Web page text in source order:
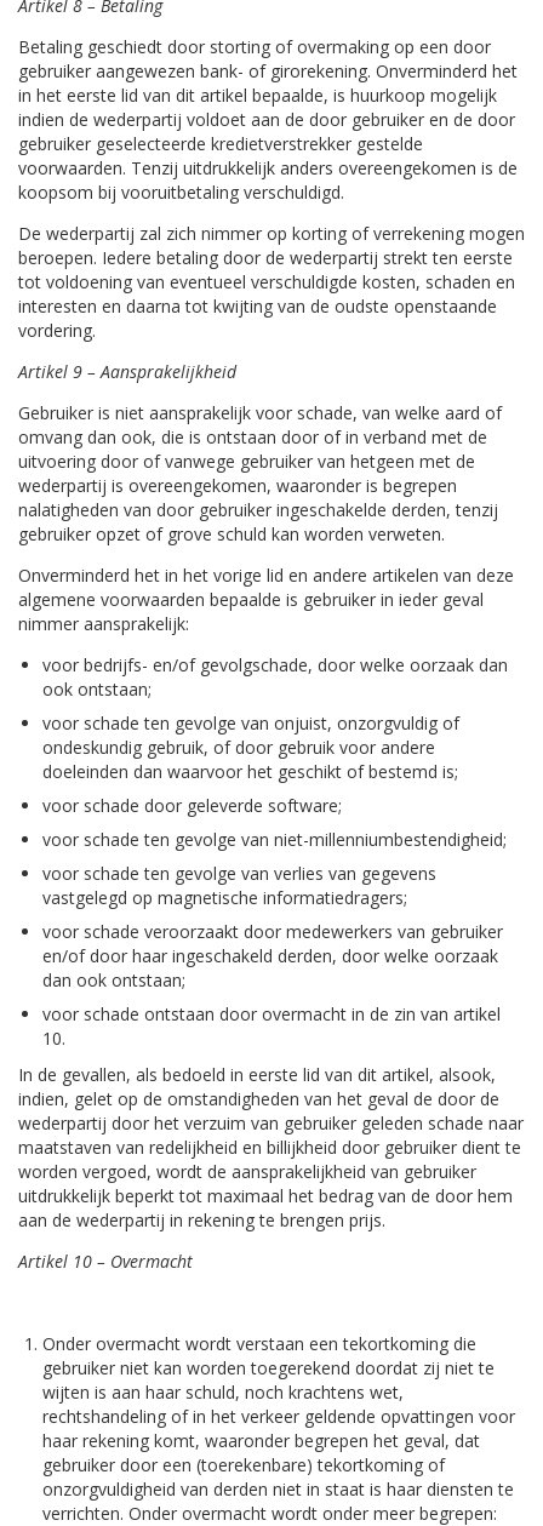
Artikel 8 – Betaling
Betaling geschiedt door storting of overmaking op een door
gebruiker aangewezen bank- of girorekening. Onverminderd het
in het eerste lid van dit artikel bepaalde, is huurkoop mogelijk
indien de wederpartij voldoet aan de door gebruiker en de door
gebruiker geselecteerde kredietverstrekker gestelde
voorwaarden. Tenzij uitdrukkelijk anders overeengekomen is de
koopsom bij vooruitbetaling verschuldigd.
De wederpartij zal zich nimmer op korting of verrekening mogen
beroepen. Iedere betaling door de wederpartij strekt ten eerste
tot voldoening van eventueel verschuldigde kosten, schaden en
interesten en daarna tot kwijting van de oudste openstaande
vordering.
Artikel 9 – Aansprakelijkheid
Gebruiker is niet aansprakelijk voor schade, van welke aard of
omvang dan ook, die is ontstaan door of in verband met de
uitvoering door of vanwege gebruiker van hetgeen met de
wederpartij is overeengekomen, waaronder is begrepen
nalatigheden van door gebruiker ingeschakelde derden, tenzij
gebruiker opzet of grove schuld kan worden verweten.
Onverminderd het in het vorige lid en andere artikelen van deze
algemene voorwaarden bepaalde is gebruiker in ieder geval
nimmer aansprakelijk:
voor bedrijfs- en/of gevolgschade, door welke oorzaak dan
ook ontstaan;
voor schade ten gevolge van onjuist, onzorgvuldig of
ondeskundig gebruik, of door gebruik voor andere
doeleinden dan waarvoor het geschikt of bestemd is;
voor schade door geleverde software;
voor schade ten gevolge van niet-millenniumbestendigheid;
voor schade ten gevolge van verlies van gegevens
vastgelegd op magnetische informatiedragers;
voor schade veroorzaakt door medewerkers van gebruiker
en/of door haar ingeschakeld derden, door welke oorzaak
dan ook ontstaan;
voor schade ontstaan door overmacht in de zin van artikel
10.
In de gevallen, als bedoeld in eerste lid van dit artikel, alsook,
indien, gelet op de omstandigheden van het geval de door de
wederpartij door het verzuim van gebruiker geleden schade naar
maatstaven van redelijkheid en billijkheid door gebruiker dient te
worden vergoed, wordt de aansprakelijkheid van gebruiker
uitdrukkelijk beperkt tot maximaal het bedrag van de door hem
aan de wederpartij in rekening te brengen prijs.
Artikel 10 – Overmacht
Onder overmacht wordt verstaan een tekortkoming die
gebruiker niet kan worden toegerekend doordat zij niet te
wijten is aan haar schuld, noch krachtens wet,
rechtshandeling of in het verkeer geldende opvattingen voor
haar rekening komt, waaronder begrepen het geval, dat
gebruiker door een (toerekenbare) tekortkoming of
onzorgvuldigheid van derden niet in staat is haar diensten te
verrichten. Onder overmacht wordt onder meer begrepen: